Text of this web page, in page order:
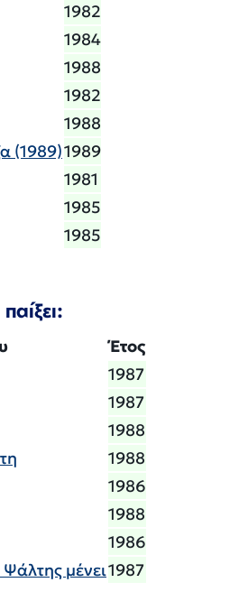
1982
1984
1988
1982
1988
(1989)1989
1981
1985
1985
Έτος
1987
1987
1988
1988
1986
1988
1986
μένει1987